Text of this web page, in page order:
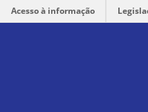
Acesso à informação